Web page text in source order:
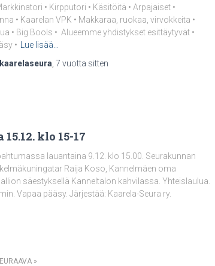
• Kirpputori • Käsitöitä • Arpajaiset •
• Kaarelan VPK • Makkaraa, ruokaa, virvokkeita •
• Big Bools • Alueemme yhdistykset esittäytyvät •
•
Lue lisää…
kaarelaseura 7 vuotta sitten
klo 15-17
lauantaina 9.12. klo 15.00. Seurakunnan
Raija Koso, Kannelmäen oma
säestyksellä Kanneltalon kahvilassa. Yhteislaulua.
Vapaa pääsy. Järjestää: Kaarela-Seura ry.